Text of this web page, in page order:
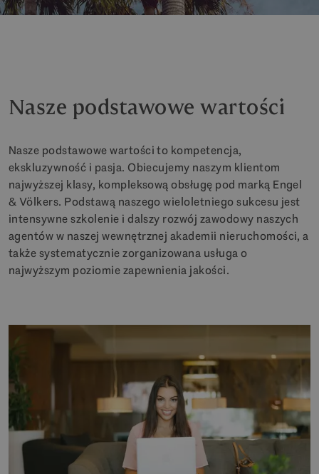
Nasze podstawowe wartości
Nasze podstawowe wartości to kompetencja,
ekskluzywność i pasja. Obiecujemy naszym klientom
najwyższej klasy, kompleksową obsługę pod marką Engel
& Völkers. Podstawą naszego wieloletniego sukcesu jest
intensywne szkolenie i dalszy rozwój zawodowy naszych
agentów w naszej wewnętrznej akademii nieruchomości, a
także systematycznie zorganizowana usługa o
najwyższym poziomie zapewnienia jakości.